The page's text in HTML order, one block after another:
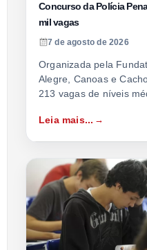
Concurso da Polícia
mil vagas
7 de agosto de 2026
Organizada pela
Alegre, Canoas e
213 vagas de níveis
Leia mais...